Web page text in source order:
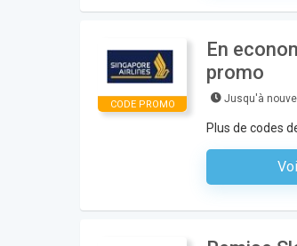
CODE PROMO
En
promo
Jusqu'à
Plus de codes